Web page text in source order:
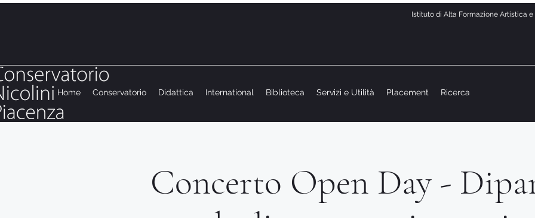
Istituto di Alta Formazione Artistica
Home Conservatorio Didattica International Biblioteca Servizi e Utilità Placement Ricerca
Concerto Open Day -